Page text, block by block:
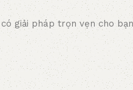
có giải pháp trọn vẹn cho